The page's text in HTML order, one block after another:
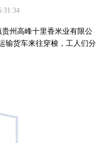
州高峰十里香米业有限公
输货车来往穿梭，工人们分